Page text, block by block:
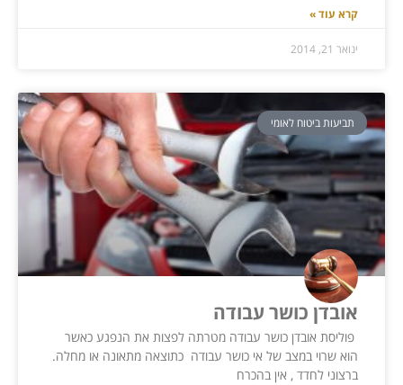
קרא עוד »
ינואר 21, 2014
תביעות ביטוח לאומי
אובדן כושר עבודה
פוליסת אובדן כושר עבודה מטרתה לפצות את הנפגע כאשר
הוא שרוי במצב של אי כושר עבודה כתוצאה מתאונה או מחלה.
ברצוני לחדד , אין בהכרח